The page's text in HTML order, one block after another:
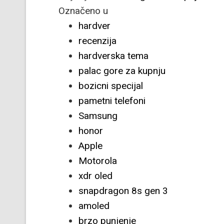
Označeno u
hardver
recenzija
hardverska tema
palac gore za kupnju
bozicni specijal
pametni telefoni
Samsung
honor
Apple
Motorola
xdr oled
snapdragon 8s gen 3
amoled
brzo punjenje